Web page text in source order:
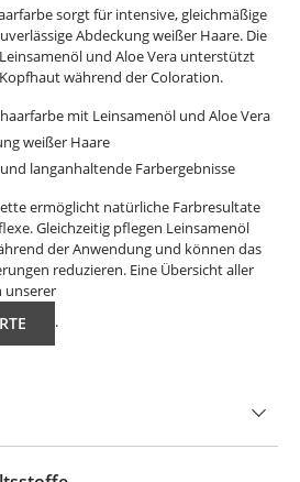
sorgt für intensive, gleichmäßige
Abdeckung weißer Haare. Die
und Aloe Vera unterstützt
während der Coloration.
mit Leinsamenöl und Aloe Vera
weißer Haare
langanhaltende Farbergebnisse
ermöglicht natürliche Farbresultate
Gleichzeitig pflegen Leinsamenöl
der Anwendung und können das
reduzieren. Eine Übersicht aller
unserer
.